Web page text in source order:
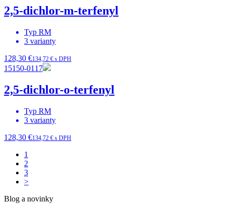
2,5-dichlor-m-terfenyl
Typ RM
3 varianty
128,30 €134,72 € s DPH
15150-0117
2,5-dichlor-o-terfenyl
Typ RM
3 varianty
128,30 €134,72 € s DPH
1
2
3
>
Blog a novinky